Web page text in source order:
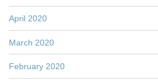
April 2020
March 2020
February 2020